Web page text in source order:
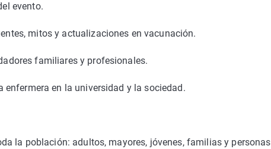
evento.
mitos y actualizaciones en vacunación.
familiares y profesionales.
en la universidad y la sociedad.
la población: adultos, mayores, jóvenes, familias y personas